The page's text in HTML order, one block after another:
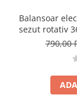
Balansoar
sezut rotativ
790,00